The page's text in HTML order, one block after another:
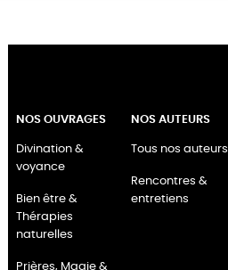
NOS OUVRAGES
Divination &
voyance
Bien être &
Thérapies
naturelles
Prières, Magie &
NOS AUTEURS
Tous nos auteurs
Rencontres &
entretiens